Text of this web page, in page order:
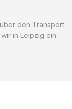
den Transport
in Leipzig ein